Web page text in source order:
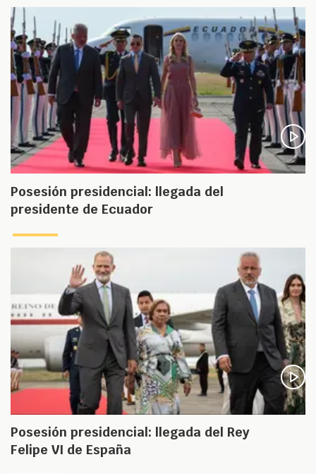
Posesión presidencial: llegada del
presidente de Ecuador
Posesión presidencial: llegada del Rey
Felipe VI de España